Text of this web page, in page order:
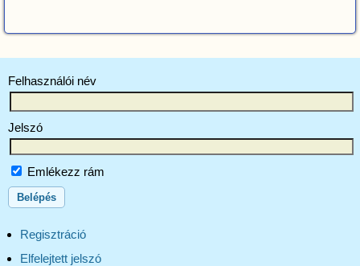
Felhasználói név
Jelszó
Emlékezz rám
Regisztráció
Elfelejtett jelszó